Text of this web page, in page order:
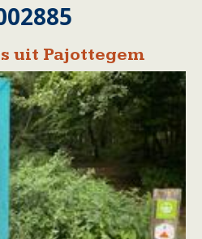
uit Pajottegem